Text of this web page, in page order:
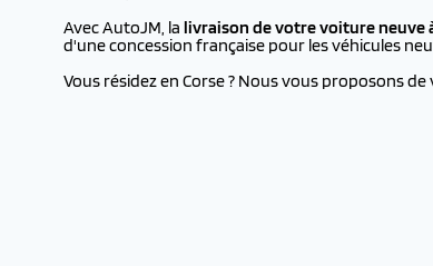
Avec AutoJM, la livraison de votre voiture neuve
d'une concession française pour les véhicules
Vous résidez en Corse ? Nous vous proposons